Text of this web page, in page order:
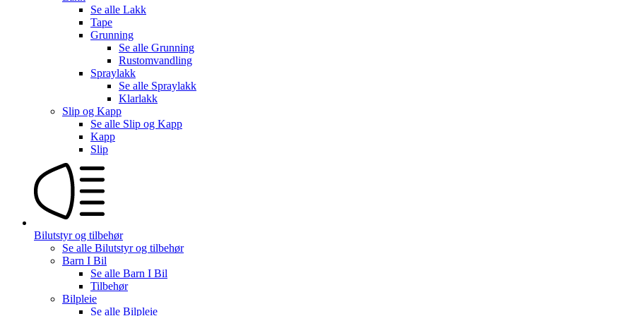
Se alle Lakk
Tape
Grunning
Se alle Grunning
Rustomvandling
Spraylakk
Se alle Spraylakk
Klarlakk
Slip og Kapp
Se alle Slip og Kapp
Kapp
Slip
Bilutstyr og tilbehør
Se alle Bilutstyr og tilbehør
Barn I Bil
Se alle Barn I Bil
Tilbehør
Bilpleie
Se alle Bilpleie